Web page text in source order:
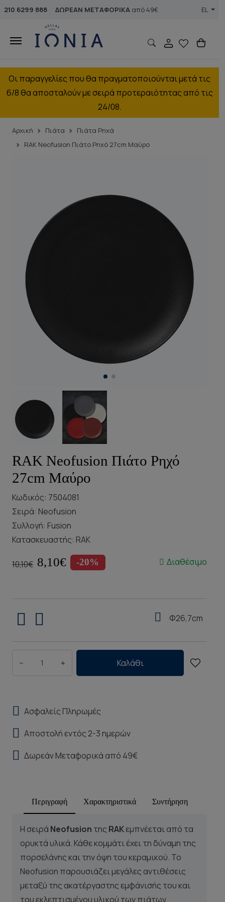
210 6299 888 ΔΩΡΕΑΝ ΜΕΤΑΦΟΡΙΚΑ από 49€ EL
Οι παραγγελίες που θα πραγματοποιούνται μετά τις
6/8 θα αποσταλούν με σειρά προτεραιότητας από τις
24/08.
Αρχική Πιάτα
Πιάτα Ρηχά
RAK Neofusion Πιάτο Ρηχό 27cm Μαύρο
RAK Neofusion Πιάτο Ρηχό
27cm Μαύρο
Κωδικός: 7504081
Σειρά: Neofusion
Συλλογή: Fusion
Κατασκευαστής: RAK
10,10€ 8,10€ -20% Διαθέσιμο
Φ26,7cm
− + Καλάθι
Ασφαλείς Πληρωμές
Αποστολή εντός 2-3 ημερών
Δωρεάν Μεταφορικά από 49€
Περιγραφή Χαρακτηριστικά Συντήρηση
Η σειρά Neofusion της RAKεμπνέεται από τα
ορυκτά υλικά. Κάθε κομμάτι έχει τη δύναμη της
πορσελάνης και την όψη του κεραμικού. Το
Neofusion παρουσιάζει μεγάλες αντιθέσεις
μεταξύ της ακατέργαστης εμφάνισής του και
του εκλεπτισμένου υλικού των πιάτων,